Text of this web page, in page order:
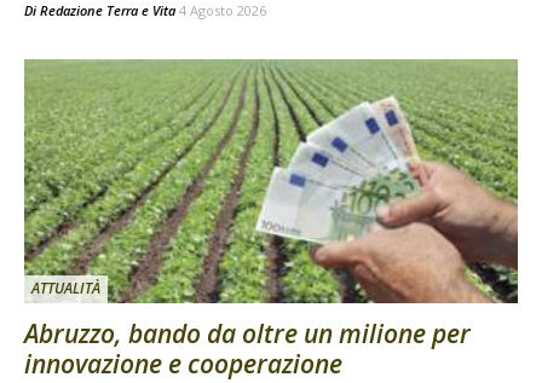
Di Redazione Terra e Vita 4 Agosto 2026
ATTUALITÀ
Abruzzo, bando da oltre un milione per
innovazione e cooperazione